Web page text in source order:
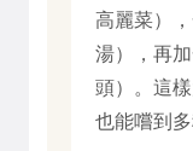
高麗菜）
湯），再
頭）。這
也能嚐到多